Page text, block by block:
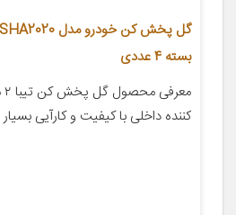
بسته 4 عددی
کننده داخلی با کیفیت و کارآیی